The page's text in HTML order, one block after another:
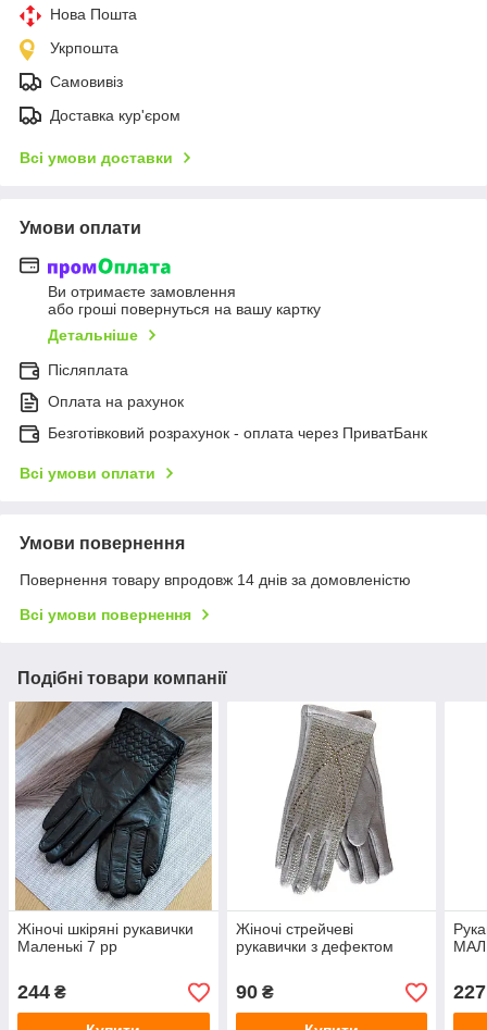
Нова Пошта
Укрпошта
Самовивіз
Доставка кур'єром
Всі умови доставки
Умови оплати
Ви отримаєте замовлення
або гроші повернуться на вашу картку
Детальніше
Післяплата
Оплата на рахунок
Безготівковий розрахунок - оплата через ПриватБанк
Всі умови оплати
Умови повернення
Повернення товару впродовж 14 днів за домовленістю
Всі умови повернення
Подібні товари компанії
Жіночі шкіряні рукавички
Маленькі 7 рр
244 ₴
Жіночі стрейчеві
рукавички з дефектом
90₴ 227